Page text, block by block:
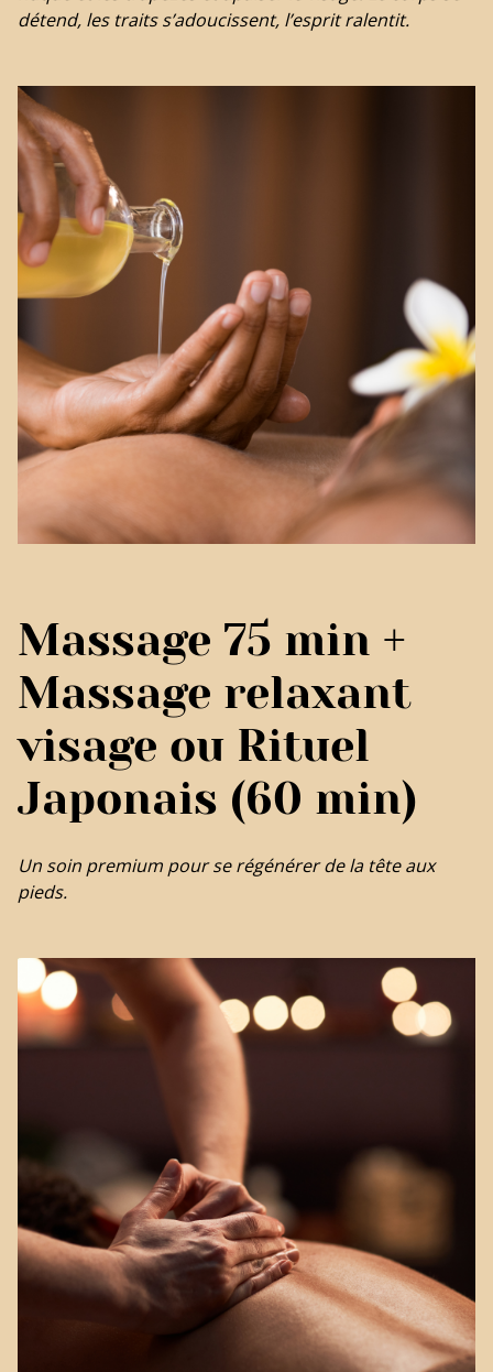
détend, les traits s’adoucissent, l’esprit ralentit.
Massage 75 min +
Massage relaxant
visage ou Rituel
Japonais (60 min)
Un soin premium pour se régénérer de la tête aux
pieds.